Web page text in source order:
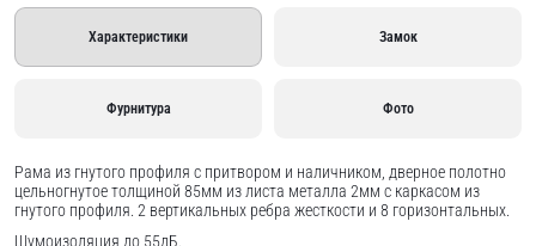
Характеристики Замок
Фурнитура Фото
Рама из гнутого профиля с притвором и наличником, дверное полотно
цельногнутое толщиной 85мм из листа металла 2мм c каркасом из
гнутого профиля. 2 вертикальных ребра жесткости и 8 горизонтальных.
Шумоизоляция до 55дБ.